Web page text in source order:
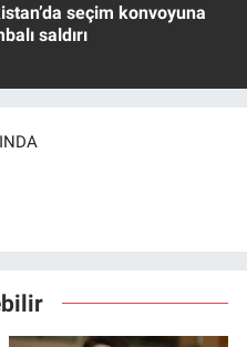
seçim konvoyuna
saldırı